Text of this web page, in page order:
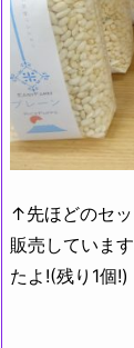
↑先ほどのセ
販売していま
たよ!(残り1個!)